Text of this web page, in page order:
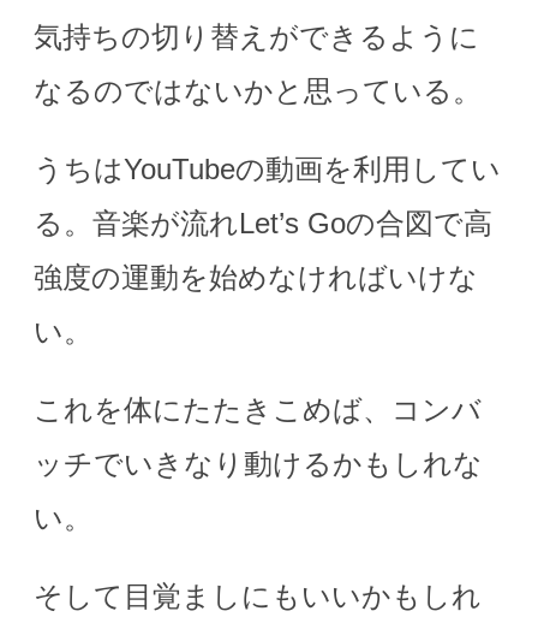
気持ちの切り替えができるように
なるのではないかと思っている。
うちはYouTubeの動画を利用してい
る。音楽が流れLet’s Goの合図で高
強度の運動を始めなければいけな
い。
これを体にたたきこめば、コンバ
ッチでいきなり動けるかもしれな
い。
そして目覚ましにもいいかもしれ